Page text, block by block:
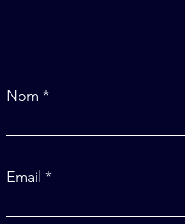
Nom
Email